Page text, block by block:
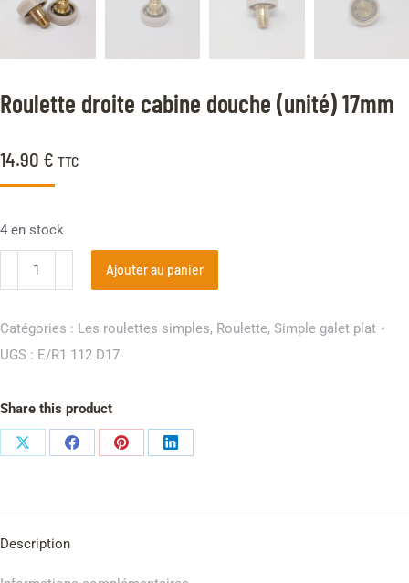
Roulette droite cabine douche (unité) 17mm
14.90 € TTC
4 en stock
Ajouter au panier
Catégories : Les roulettes simples, Roulette, Simple galet plat
UGS : E/R1 112 D17
Share this product
Description